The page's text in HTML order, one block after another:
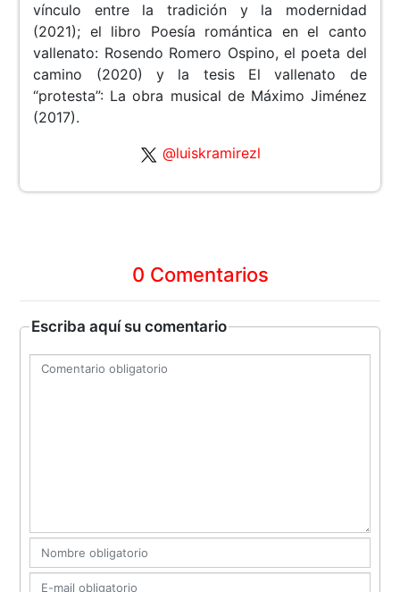
vínculo entre la tradición y la modernidad
(2021); el libro Poesía romántica en el canto
vallenato: Rosendo Romero Ospino, el poeta del
camino (2020) y la tesis El vallenato de
“protesta”: La obra musical de Máximo Jiménez
(2017).
@luiskramirezl
0 Comentarios
Escriba aquí su comentario